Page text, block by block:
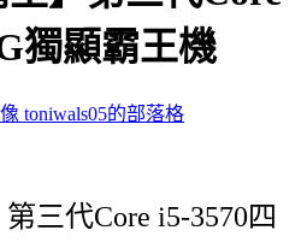
獨顯霸王機
toniwals05的部落格
三代Core i5-3570四